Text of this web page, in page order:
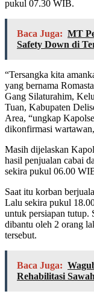
pukul 07.30 WIB.
Baca Juga: MT
Safety Down di
“Tersangka kita
yang bernama
Gang Silaturahim,
Tuan, Kabupaten
Area, “ungkap
dikonfirmasi
Masih dijelaskan
hasil penjualan cabai
sekira pukul 06.00
Saat itu korban
Lalu sekira pukul
untuk persiapan tutup.
dibantu oleh 2 orang
tersebut.
Baca Juga:
Rehabilitasi